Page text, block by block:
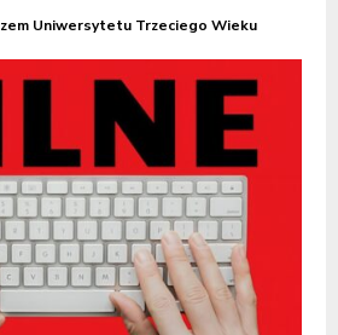
Uniwersytetu Trzeciego Wieku